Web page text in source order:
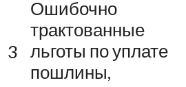
3
Ошибочно
трактованные
льготы по уплате
пошлины,